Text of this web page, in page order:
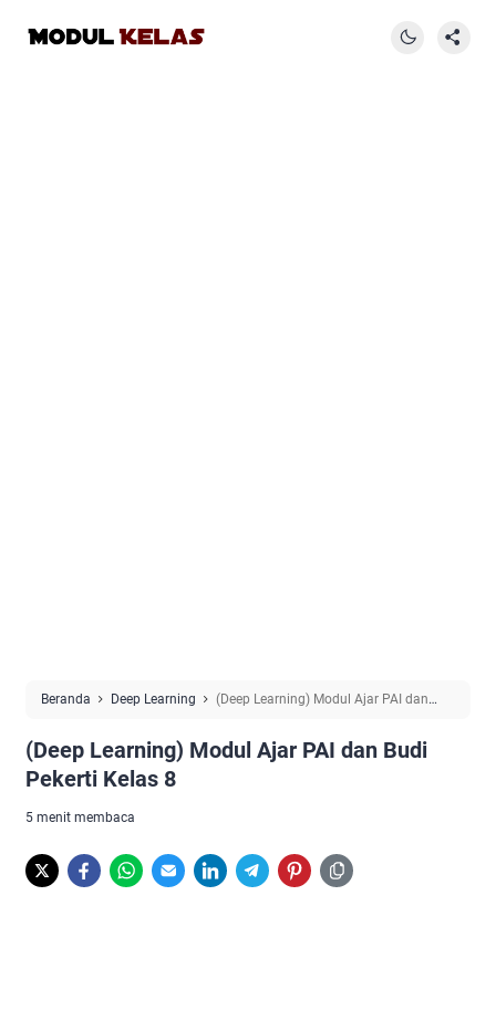
Beranda Deep Learning
(Deep Learning) Modul Ajar PAI dan
(Deep Learning) Modul Ajar PAI dan Budi
Pekerti Kelas 8
5 menit membaca